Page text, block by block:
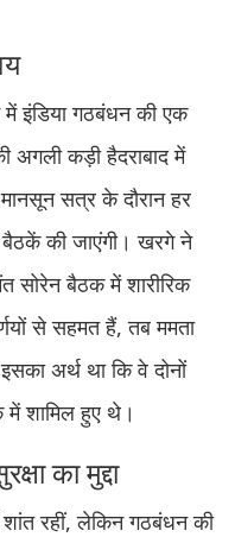
इंडिया गठबंधन की एक
अगली कड़ी हैदराबाद में
सत्र के दौरान हर
की जाएंगी। खरगे ने
सोरेन बैठक में शारीरिक
से सहमत हैं, तब ममता
अर्थ था कि वे दोनों
में शामिल हुए थे।
का मुद्दा
शांत रहीं, लेकिन गठबंधन की